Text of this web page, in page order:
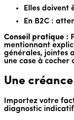
Elles doivent
En B2C :
Conseil pratique :
mentionnant
générales, jointes
une case à cocher
Une
Importez votre
diagnostic